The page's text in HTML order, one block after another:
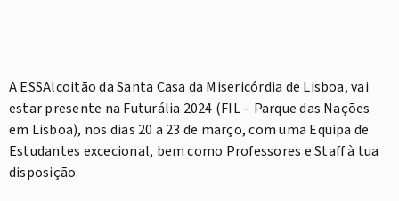
A ESSAlcoitão da Santa Casa da Misericórdia de Lisboa, vai
estar presente na Futurália 2024 (FIL – Parque das Nações
em Lisboa), nos dias 20 a 23 de março, com uma Equipa de
Estudantes excecional, bem como Professores e Staff à tua
disposição.